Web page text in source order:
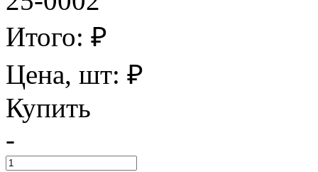
Итого: ₽
Цена, шт: ₽
Купить
-